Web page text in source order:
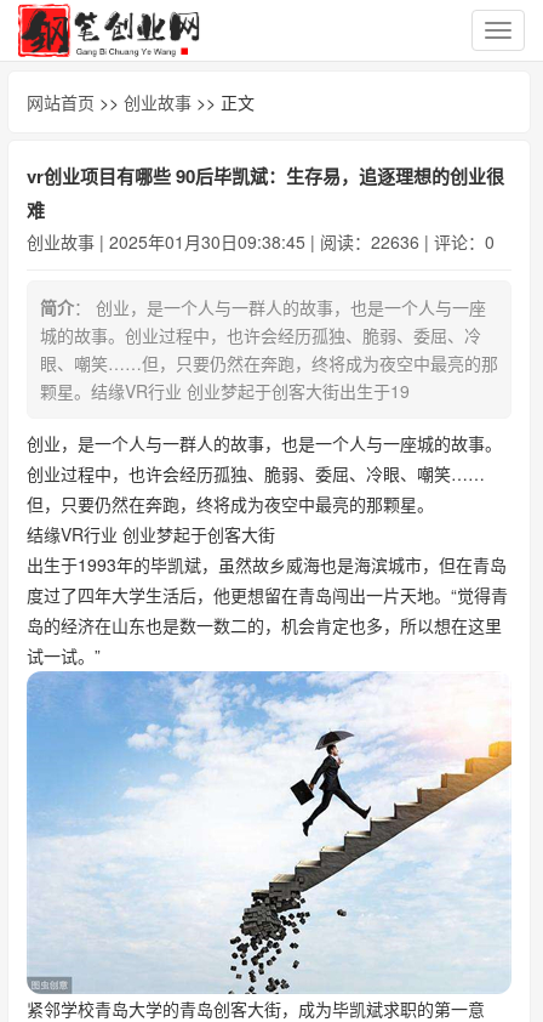
切
换
网站首页 >> 创业故事 >> 正文
vr创业项目有哪些 90后毕凯斌：生存易，追逐理想的创业很
难
创业故事 | 2025年01月30日09:38:45 | 阅读：22636 | 评论：0
简介： 创业，是一个人与一群人的故事，也是一个人与一座
城的故事。创业过程中，也许会经历孤独、脆弱、委屈、冷
眼、嘲笑……但，只要仍然在奔跑，终将成为夜空中最亮的那
颗星。结缘VR行业 创业梦起于创客大街出生于19
创业，是一个人与一群人的故事，也是一个人与一座城的故事。
创业过程中，也许会经历孤独、脆弱、委屈、冷眼、嘲笑……
但，只要仍然在奔跑，终将成为夜空中最亮的那颗星。
结缘VR行业 创业梦起于创客大街
出生于1993年的毕凯斌，虽然故乡威海也是海滨城市，但在青岛
度过了四年大学生活后，他更想留在青岛闯出一片天地。“觉得青
岛的经济在山东也是数一数二的，机会肯定也多，所以想在这里
试一试。”
紧邻学校青岛大学的青岛创客大街，成为毕凯斌求职的第一意